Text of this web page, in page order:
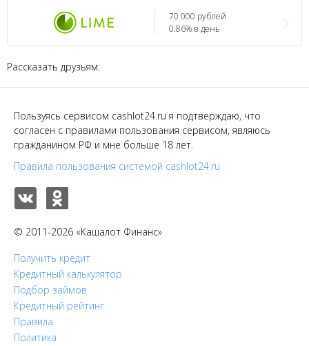
70 000 рублей
0.86% в день
Рассказать друзьям:
Пользуясь сервисом cashlot24.ru я подтверждаю, что
согласен с правилами пользования сервисом, являюсь
гражданином РФ и мне больше 18 лет.
Правила пользования системой cashlot24.ru
© 2011-2026 «Кашалот Финанс»
Получить кредит
Кредитный калькулятор
Подбор займов
Кредитный рейтинг
Правила
Политика